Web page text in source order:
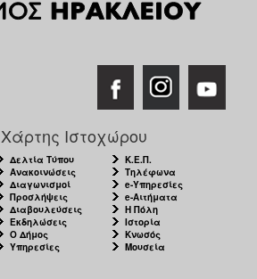
Χάρτης Ιστοχώρου
Δελτία Τύπου
Ανακοινώσεις
Διαγωνισμοί
Προσλήψεις
Διαβουλεύσεις
Εκδηλώσεις
Ο Δήμος
Υπηρεσίες
Κ.Ε.Π.
Τηλέφωνα
e-Υπηρεσίες
e-Αιτήματα
Η Πόλη
Ιστορία
Κνωσός
Μουσεία